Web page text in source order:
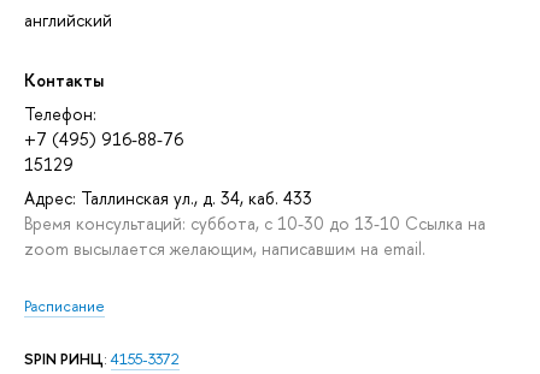
английский
Контакты
Телефон:
+7 (495) 916-88-76
15129
Адрес: Таллинская ул., д. 34, каб. 433
Время консультаций: суббота, с 10-30 до 13-10 Ссылка на
zoom высылается желающим, написавшим на email.
Расписание
SPIN РИНЦ:4155-3372